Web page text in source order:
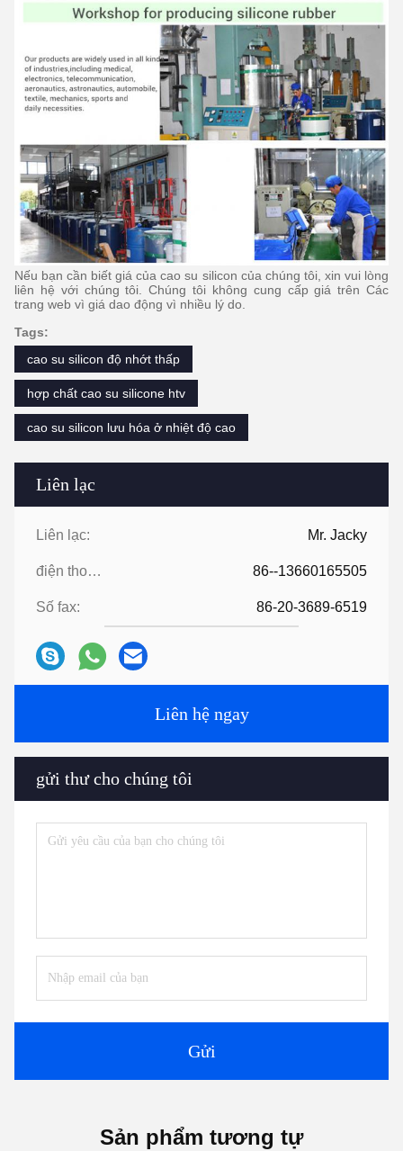
Liên lạc
Liên lạc: Mr. Jacky
điện thoại: 86--13660165505
Số fax: 86-20-3689-6519
Liên hệ ngay
gửi thư cho chúng tôi
Gửi
Nếu bạn cần biết giá của cao su silicon của chúng tôi, xin vui lòng
liên hệ với chúng tôi. Chúng tôi không cung cấp giá trên Các
trang web vì giá dao động vì nhiều lý do.
Tags:
cao su silicon độ nhớt thấp
hợp chất cao su silicone htv
cao su silicon lưu hóa ở nhiệt độ cao
Sản phẩm tương tự